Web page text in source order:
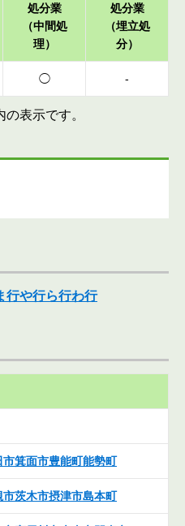
処分業
（中間処
理）
処分業
（埋立処
分）
◯ -
表示です。
行や行ら行わ行
市箕面市豊能町能勢町
市茨木市摂津市島本町